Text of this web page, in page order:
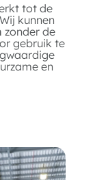
tot de
kunnen
zonder de
gebruik te
en